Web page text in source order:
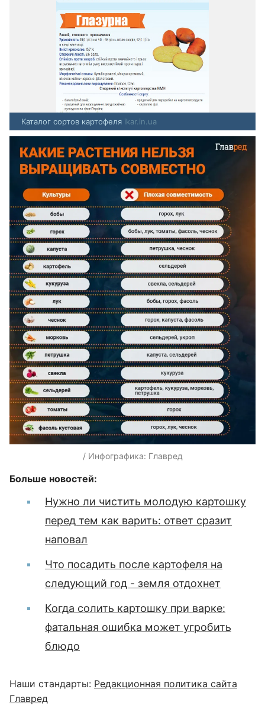
Каталог сортов картофеля ikar.in.ua
/ Инфографика: Главред
Больше новостей:
Нужно ли чистить молодую картошку
перед тем как варить: ответ сразит
наповал
Что посадить после картофеля на
следующий год - земля отдохнет
Когда солить картошку при варке:
фатальная ошибка может угробить
блюдо
Наши стандарты: Редакционная политика сайта
Главред